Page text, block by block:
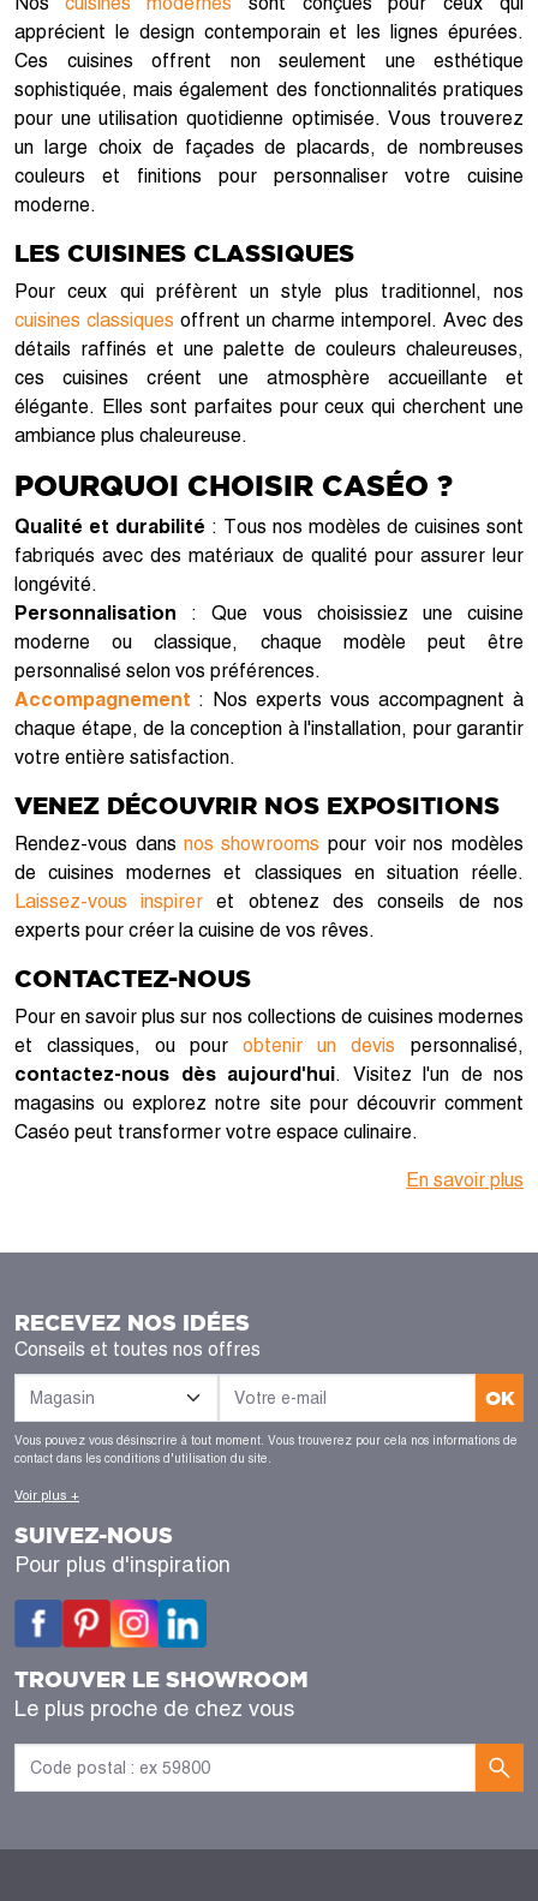
apprécient le design contemporain et les lignes épurées.
Ces cuisines offrent non seulement une esthétique
sophistiquée, mais également des fonctionnalités pratiques
pour une utilisation quotidienne optimisée. Vous trouverez
un large choix de façades de placards, de nombreuses
couleurs et finitions pour personnaliser votre cuisine
moderne.
LES CUISINES CLASSIQUES
Pour ceux qui préfèrent un style plus traditionnel, nos
cuisines classiques offrent un charme intemporel. Avec des
détails raffinés et une palette de couleurs chaleureuses,
ces cuisines créent une atmosphère accueillante et
élégante. Elles sont parfaites pour ceux qui cherchent une
ambiance plus chaleureuse.
POURQUOI CHOISIR CASÉO ?
Qualité et durabilité : Tous nos modèles de cuisines sont
fabriqués avec des matériaux de qualité pour assurer leur
longévité.
Personnalisation : Que vous choisissiez une cuisine
moderne ou classique, chaque modèle peut être
personnalisé selon vos préférences.
Accompagnement : Nos experts vous accompagnent à
chaque étape, de la conception à l'installation, pour garantir
votre entière satisfaction.
VENEZ DÉCOUVRIR NOS EXPOSITIONS
Rendez-vous dans nos showrooms pour voir nos modèles
de cuisines modernes et classiques en situation réelle.
Laissez-vous inspirer et obtenez des conseils de nos
experts pour créer la cuisine de vos rêves.
CONTACTEZ-NOUS
Pour en savoir plus sur nos collections de cuisines modernes
et classiques, ou pour obtenir un devis personnalisé,
contactez-nous dès aujourd'hui. Visitez l'un de nos
magasins ou explorez notre site pour découvrir comment
Caséo peut transformer votre espace culinaire.
En savoir plus
RECEVEZ NOS IDÉES
Conseils et toutes nos offres
OK
Vous pouvez vous désinscrire à tout moment. Vous trouverez pour cela nos informations de
contact dans les conditions d'utilisation du site.
Voir plus +
SUIVEZ-NOUS
Pour plus d'inspiration
TROUVER LE SHOWROOM
Le plus proche de chez vous